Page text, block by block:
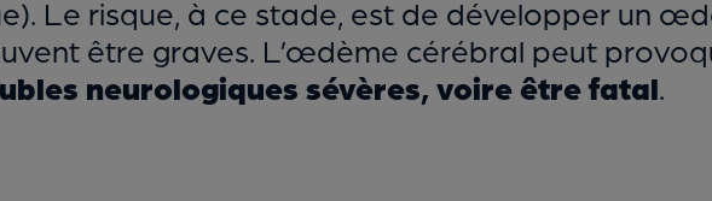
Le risque, à ce stade, est de développer un
être graves. L’œdème cérébral peut
neurologiques sévères, voire être fatal.